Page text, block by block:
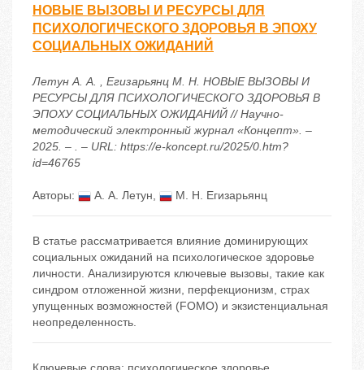
НОВЫЕ ВЫЗОВЫ И РЕСУРСЫ ДЛЯ
ПСИХОЛОГИЧЕСКОГО ЗДОРОВЬЯ В ЭПОХУ
СОЦИАЛЬНЫХ ОЖИДАНИЙ
Летун А. А. , Егизарьянц М. Н. НОВЫЕ ВЫЗОВЫ И
РЕСУРСЫ ДЛЯ ПСИХОЛОГИЧЕСКОГО ЗДОРОВЬЯ В
ЭПОХУ СОЦИАЛЬНЫХ ОЖИДАНИЙ // Научно-
методический электронный журнал «Концепт». –
2025. – . – URL: https://e-koncept.ru/2025/0.htm?
id=46765
Авторы: А. А. Летун, М. Н. Егизарьянц
В статье рассматривается влияние доминирующих
социальных ожиданий на психологическое здоровье
личности. Анализируются ключевые вызовы, такие как
синдром отложенной жизни, перфекционизм, страх
упущенных возможностей (FOMO) и экзистенциальная
неопределенность.